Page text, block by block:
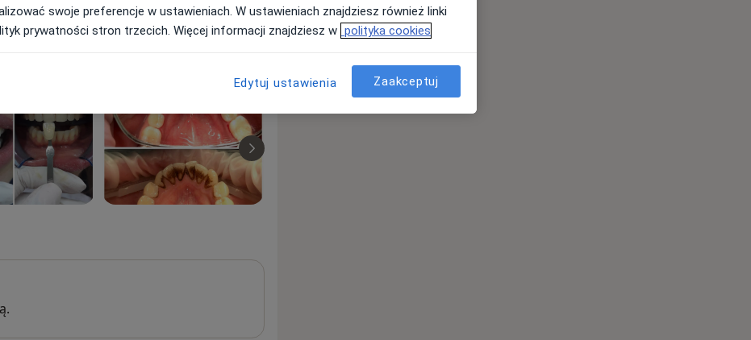
swoje preferencje w ustawieniach. W ustawieniach znajdziesz również linki
prywatności stron trzecich. Więcej informacji znajdziesz w polityka cookies
Edytuj ustawienia Zaakceptuj